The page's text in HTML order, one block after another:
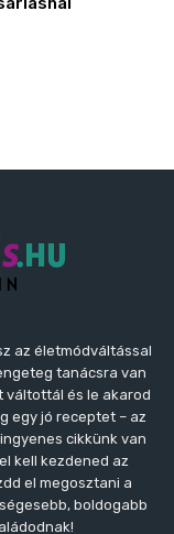
az életmódváltással
tanácsra van
váltottál és le akarod
egy jó receptet – az
cikkünk van
kell kezdened az
el megosztani a
boldogabb